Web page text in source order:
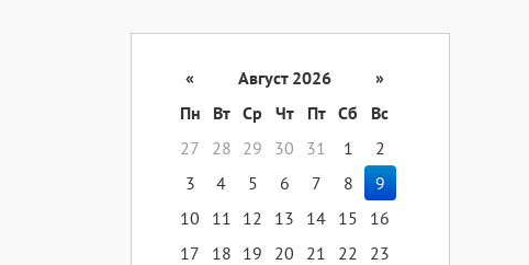
« Август 2026
»
Пн
Вт Ср Чт Пт Сб
Вс
27
28 29 30 31 1
2
3
4 5 6 7 8
9
10
11 12 13 14 15
16
17
18 19 20 21 22
23